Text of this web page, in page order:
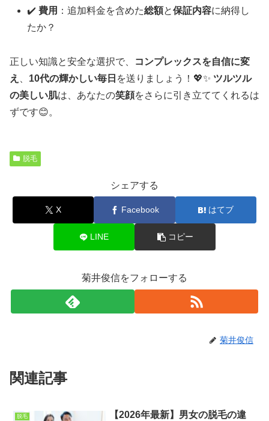
✔️費用 ：追加料金を含めた総額と保証内容に納得し
たか？
正しい知識と安全な選択で、
コンプレックスを自信に変
え
10代の輝かしい毎日 を送りましょう！💖✨ ツルツル
の美しい肌は、あなたの笑顔をさらに引き立ててくれるは
ずです😊。
脱毛
シェアする
X Facebook はてブ
LINE コピー
菊井俊信をフォローする
菊井俊信
関連記事
脱毛
【2026年最新】男女の脱毛の違